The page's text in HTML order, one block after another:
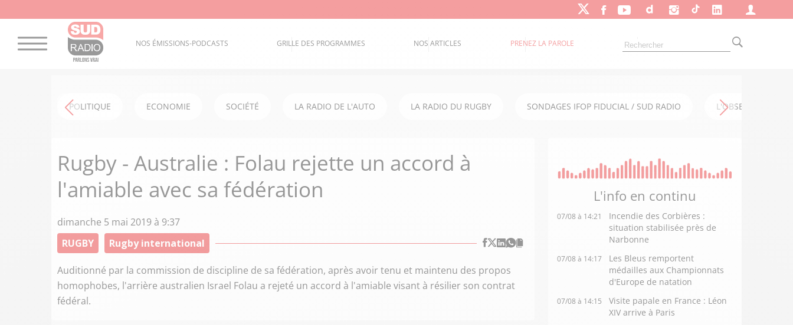
NOS ÉMISSIONS-PODCASTS GRILLE DES PROGRAMMES NOS ARTICLES PRENEZ LA PAROLE
POLITIQUE ECONOMIE SOCIÉTÉ LA RADIO DE L'AUTO LA RADIO DU RUGBY SONDAGES IFOP FIDUCIAL / SUD RADIO L'OBSERVATOIRE
Rugby - Australie : Folau rejette un accord à
l'amiable avec sa fédération
dimanche 5 mai 2019 à 9:37
RUGBY
Rugby international
Auditionné par la commission de discipline de sa fédération, après avoir tenu et maintenu des propos
homophobes, l'arrière australien Israel Folau a rejeté un accord à l'amiable visant à résilier son contrat
fédéral.
L'info en continu
07/08 à 14:21
Incendie des Corbières :
situation stabilisée près de
Narbonne
07/08 à 14:17
Les Bleus remportent
médailles aux Championnats
d'Europe de natation
07/08 à 14:15
Visite papale en France : Léon
XIV arrive à Paris